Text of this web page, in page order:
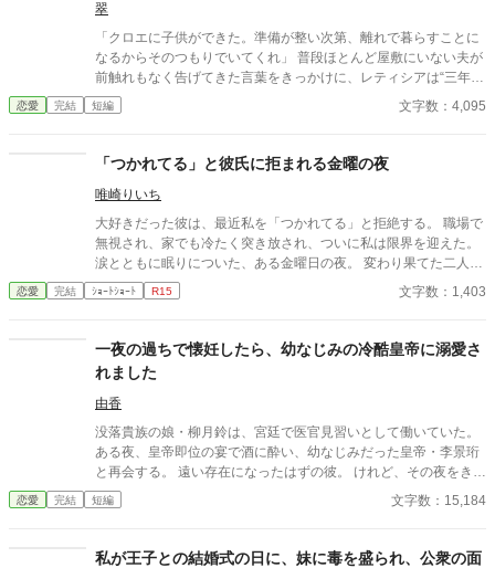
めな旦那様との極上溺愛ラブストーリー！
翠
「クロエに子供ができた。準備が整い次第、離れで暮らすことに
なるからそのつもりでいてくれ」 普段ほとんど屋敷にいない夫が
前触れもなく告げてきた言葉をきっかけに、レティシアは“三年
間”の契約を終わらせることにした。 赤の他人を屋敷に迎えるこ
とはしない。 不要なものに感情を砕く理由などない。 「だって、
切り捨ててしまいましょう。
恋愛 完結 短編 文字数：4,095
「つかれてる」と彼氏に拒まれる金曜の夜
唯崎りいち
大好きだった彼は、最近私を「つかれてる」と拒絶する。 職場で
無視され、家でも冷たく突き放され、ついに私は限界を迎えた。
涙とともに眠りについた、ある金曜日の夜。 変わり果てた二人の
関係は、予想もしない結末を迎える。
恋愛 完結 ｼｮｰﾄｼｮｰﾄ R15 文字数：1,403
一夜の過ちで懐妊したら、幼なじみの冷酷皇帝に溺愛さ
れました
由香
没落貴族の娘・柳月鈴は、宮廷で医官見習いとして働いていた。
ある夜、皇帝即位の宴で酒に酔い、幼なじみだった皇帝・李景珩
と再会する。 遠い存在になったはずの彼。 けれど、その夜をきっ
かけに月鈴の運命は大きく動き出す。 冷酷と恐れられる皇帝が、
なぜか彼女だけには甘すぎて――。
恋愛 完結 短編 文字数：15,184
私が王子との結婚式の日に、妹に毒を盛られ、公衆の面